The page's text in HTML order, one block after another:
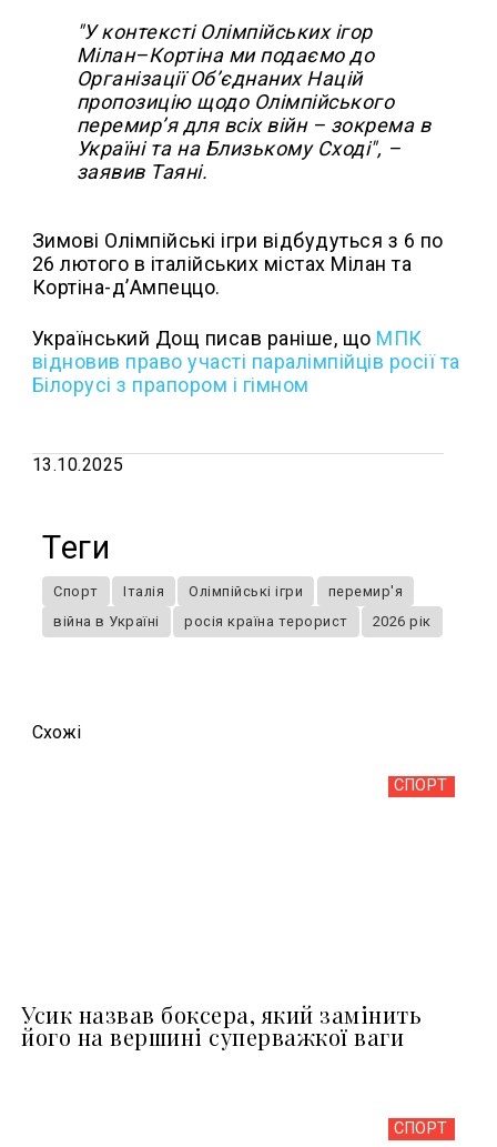
"У контексті Олімпійських ігор
Мілан–Кортіна ми подаємо до
Організації Об’єднаних Націй
пропозицію щодо Олімпійського
перемир’я для всіх війн – зокрема в
Україні та на Близькому Сході", –
заявив Таяні.
Зимові Олімпійські ігри відбудуться з 6 по
26 лютого в італійських містах Мілан та
Кортіна-д’Ампеццо.
Український Дощ писав раніше, що МПК
відновив право участі паралімпійців росії та
Білорусі з прапором і гімном
13.10.2025
Теги
Спорт Італія Олімпійські ігри
перемир'я
війна в Україні
росія країна терорист 2026 рік
Схожi
СПОРТ
Усик назвав боксера, який замінить
його на вершині суперважкої ваги
СПОРТ